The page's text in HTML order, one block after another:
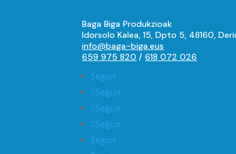
Baga Biga Produkzioak
Idorsolo Kalea, 15, Dpto 5, 48160,
info@baga-biga.eus
659 975 820 /618 072 026
Seguir
Seguir
Seguir
Seguir
Seguir